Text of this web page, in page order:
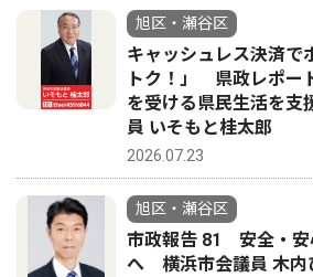
旭区・瀬谷区
キャッシュレス決済で
トク！」 県政レポ
を受ける県民生活を
員 いそもと桂太郎
2026.07.23
旭区・瀬谷区
市政報告 81 安全・安
へ 横浜市会議員 木内